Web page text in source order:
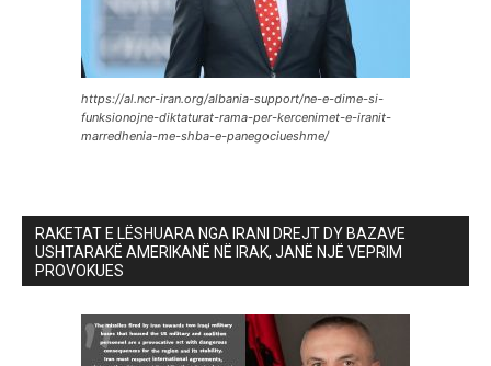
https://al.ncr-iran.org/albania-support/ne-e-dime-si-
funksionojne-diktaturat-rama-per-kercenimet-e-iranit-
marredhenia-me-shba-e-panegociueshme/
RAKETAT E LËSHUARA NGA IRANI DREJT DY BAZAVE
USHTARAKË AMERIKANË NË IRAK, JANË NJË VEPRIM
PROVOKUES